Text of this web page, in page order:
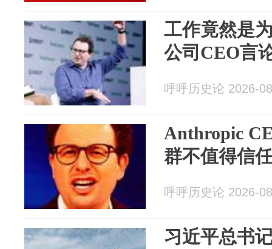
工作竟然是
公司CEO言
呼呼历史论 2026-
Anthropic
群不值得信
呼呼历史论 2026-
习近平总书